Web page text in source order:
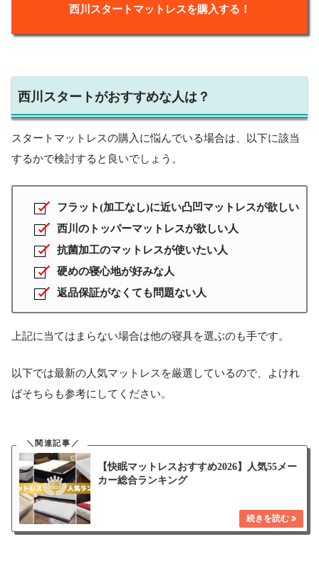
西川スタートマットレスを購入する！
西川スタートがおすすめな人は？
スタートマットレスの購入に悩んでいる場合は、以下に該当
するかで検討すると良いでしょう。
フラット(加工なし)に近い凸凹マットレスが欲しい
西川のトッパーマットレスが欲しい人
抗菌加工のマットレスが使いたい人
硬めの寝心地が好みな人
返品保証がなくても問題ない人
上記に当てはまらない場合は他の寝具を選ぶのも手です。
以下では最新の人気マットレスを厳選しているので、よけれ
ばそちらも参考にしてください。
【快眠マットレスおすすめ2026】人気55メー
カー総合ランキング